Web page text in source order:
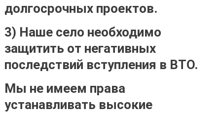
долгосрочных проектов.
3) Наше село необходимо
защитить от негативных
последствий вступления в ВТО.
Мы не имеем права
устанавливать высокие